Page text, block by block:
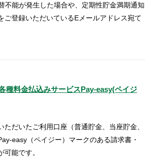
不能が発生した場合や、定期性貯金満期通知
ご登録いただいているEメールアドレス宛て
種料金払込みサービスPay-easy(ペイジ
ただいたご利用口座（普通貯金、当座貯金、
easy（ペイジー）マークのある請求書・
能です。